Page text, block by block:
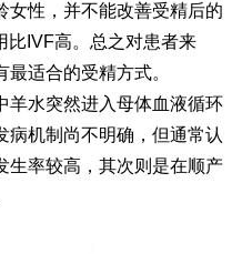
女性，并不能改善受精后的
比IVF高。总之对患者来
适合的受精方式。
羊水突然进入母体血液循环
病机制尚不明确，但通常认
生率较高，其次则是在顺产